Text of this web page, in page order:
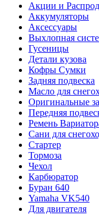
Акции и
Аккумуляторы
Аксессуары
Выхлопная
Гусеницы
Детали кузова
Кофры Сумки
Задняя подвеска
Масло для
Оригинальные
Передняя
Ремень
Сани для
Стартер
Тормоза
Чехол
Карбюратор
Буран 640
Yamaha VK540
Для двигателя